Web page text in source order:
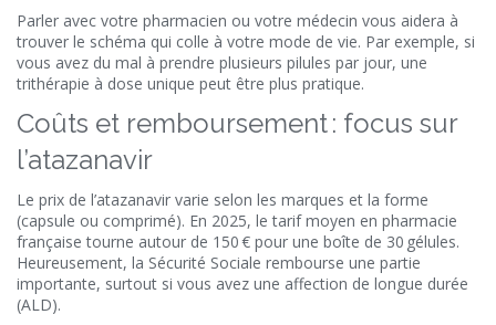
Parler avec votre pharmacien ou votre médecin vous aidera à
trouver le schéma qui colle à votre mode de vie. Par exemple, si
vous avez du mal à prendre plusieurs pilules par jour, une
trithérapie à dose unique peut être plus pratique.
Coûts et remboursement : focus sur
l’atazanavir
Le prix de l’atazanavir varie selon les marques et la forme
(capsule ou comprimé). En 2025, le tarif moyen en pharmacie
française tourne autour de 150 € pour une boîte de 30 gélules.
Heureusement, la Sécurité Sociale rembourse une partie
importante, surtout si vous avez une affection de longue durée
(ALD).